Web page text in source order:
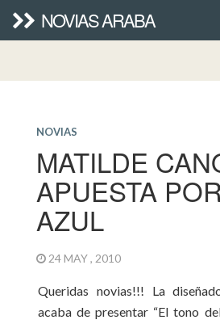
NOVIAS ARABA
NOVIAS
MATILDE
APUESTA
AZUL
24 MAY , 2010
Queridas novias!!! La
acaba de presentar “El tono